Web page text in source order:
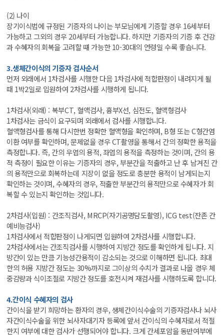
(2) 나이
장기이식법에 규정된 기증자의 나이는 부모님에게 기증할 경우 16세부터
가능하고 그외의 경우 20세부터 가능합니다. 하지만 기증자의 기증 후 건강
과 수혜자의 회복을 고려할 떄 가능한 10-30대의 연령일 수록 좋습니다.
3.생체간이식의 기증자 검사순서
먼저 외래에서 1차검사를 시행한 다음 1차검사에 적합판정이 내려지게 될
때 1박2일로 입원하여 2차검사를 시행하게 됩니다.
1차검사(외래) : 복부CT, 혈액검사, 흉부X선, 심전도, 혈액형검사
1차검사는 금식이 요구되며 외래에서 검사를 시행합니다.
혈액형검사를 통해 다시한번 정확한 혈액형을 확인하며, B형 또는 C형간염
이환 여부를 확인하며, 문제없을 경우 CT촬영을 통해서 간의 정확한 용적을
측정합니다. 즉, 간의 우엽의 용적, 좌엽의 용적을 측정하는 것이며, 간의 용
적 측정이 필요한 이유는 기증자의 경우, 부분간을 적출하고 난 후 남겨진 간
의 용적만으로 회복하는데 지장이 없을 정도로 충분한 용적이 남게되는지
확인하는 것이며, 수혜자의 경우, 적출한 부분간의 용적만으로 수혜자가 회
복할 수 있는지 확인하는 것입니다.
2차검사(입원) : 간조직검사, MRCP(자기공명담도촬영), ICG test(잔존 간
예비능검사)
1차검사에서 적합판정이 나게되면 입원하여 2차검사를 시행합니다.
2차검사에서는 간조직검사를 시행하여 지방간 정도를 확인하게 됩니다. 지
방간이 있는 만큼 기능성간용적이 감소되는 것으로 이해하면 됩니다. 최대
한의 허용 지방간 정도는 30%까지로 그이상의 수치가 결과로 나올 경우 체
중감량과 식이조절로 지방간 정도를 호전시켜 재검사를 시행하도록 합니다.
4.간이식 수혜자의 검사
간이식을 받기 희망하는 환자의 경우, 생체간이식수술의 기증자검사나 뇌사
자간이식수술을 위한 뇌사자대기자 등록에 앞서 간이식의 수혜자로서 적절
한지 여부에 대한 검사가 선행되어야 합니다. 크게 간세포암을 동반여부에